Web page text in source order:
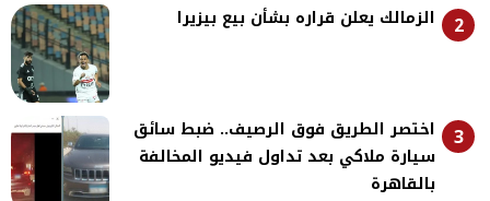
2 الزمالك يعلن قراره بشأن بيع بيزيرا
3
اختصر الطريق فوق الرصيف.. ضبط سائق
سيارة ملاكي بعد تداول فيديو المخالفة
بالقاهرة